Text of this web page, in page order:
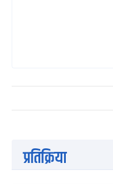
प्रतिक्रिया